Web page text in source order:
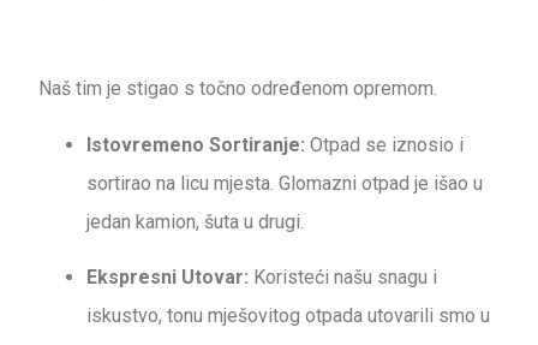
Naš tim je stigao s točno određenom opremom.
Istovremeno Sortiranje: Otpad se iznosio i
sortirao na licu mjesta. Glomazni otpad je išao u
jedan kamion, šuta u drugi.
Ekspresni Utovar: Koristeći našu snagu i
iskustvo, tonu mješovitog otpada utovarili smo u